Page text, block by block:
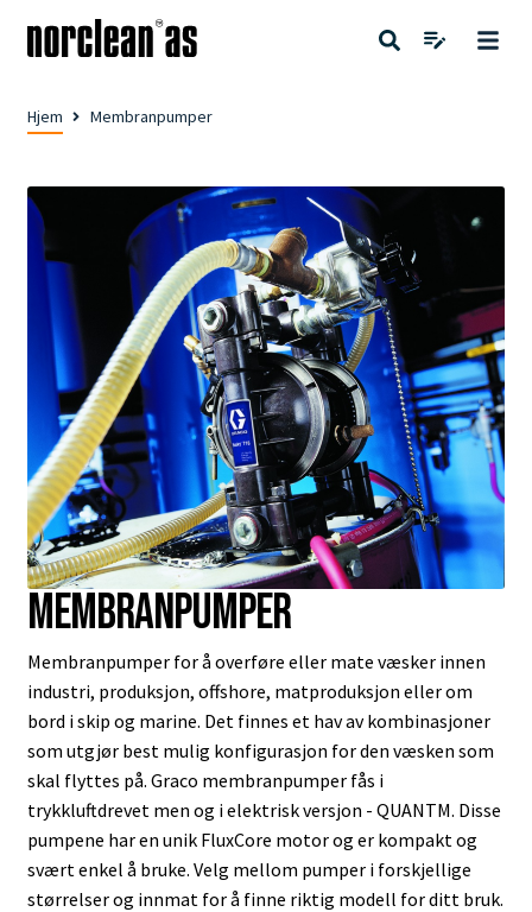
Hjem Membranpumper
Membranpumper
Membranpumper for å overføre eller mate væsker innen
industri, produksjon, offshore, matproduksjon eller om
bord i skip og marine. Det finnes et hav av kombinasjoner
som utgjør best mulig konfigurasjon for den væsken som
skal flyttes på. Graco membranpumper fås i
trykkluftdrevet men og i elektrisk versjon - QUANTM. Disse
pumpene har en unik FluxCore motor og er kompakt og
svært enkel å bruke. Velg mellom pumper i forskjellige
størrelser og innmat for å finne riktig modell for ditt bruk.